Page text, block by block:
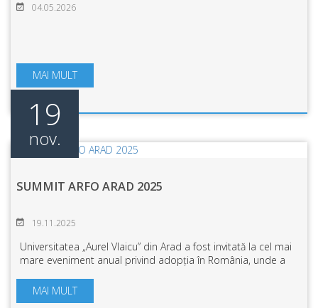
04.05.2026
MAI MULT
19
nov.
SUMMIT ARFO ARAD 2025
19.11.2025
Universitatea „Aurel Vlaicu” din Arad a fost invitată la cel mai
mare eveniment anual privind adopția în România, unde a
de către studenți...
MAI MULT